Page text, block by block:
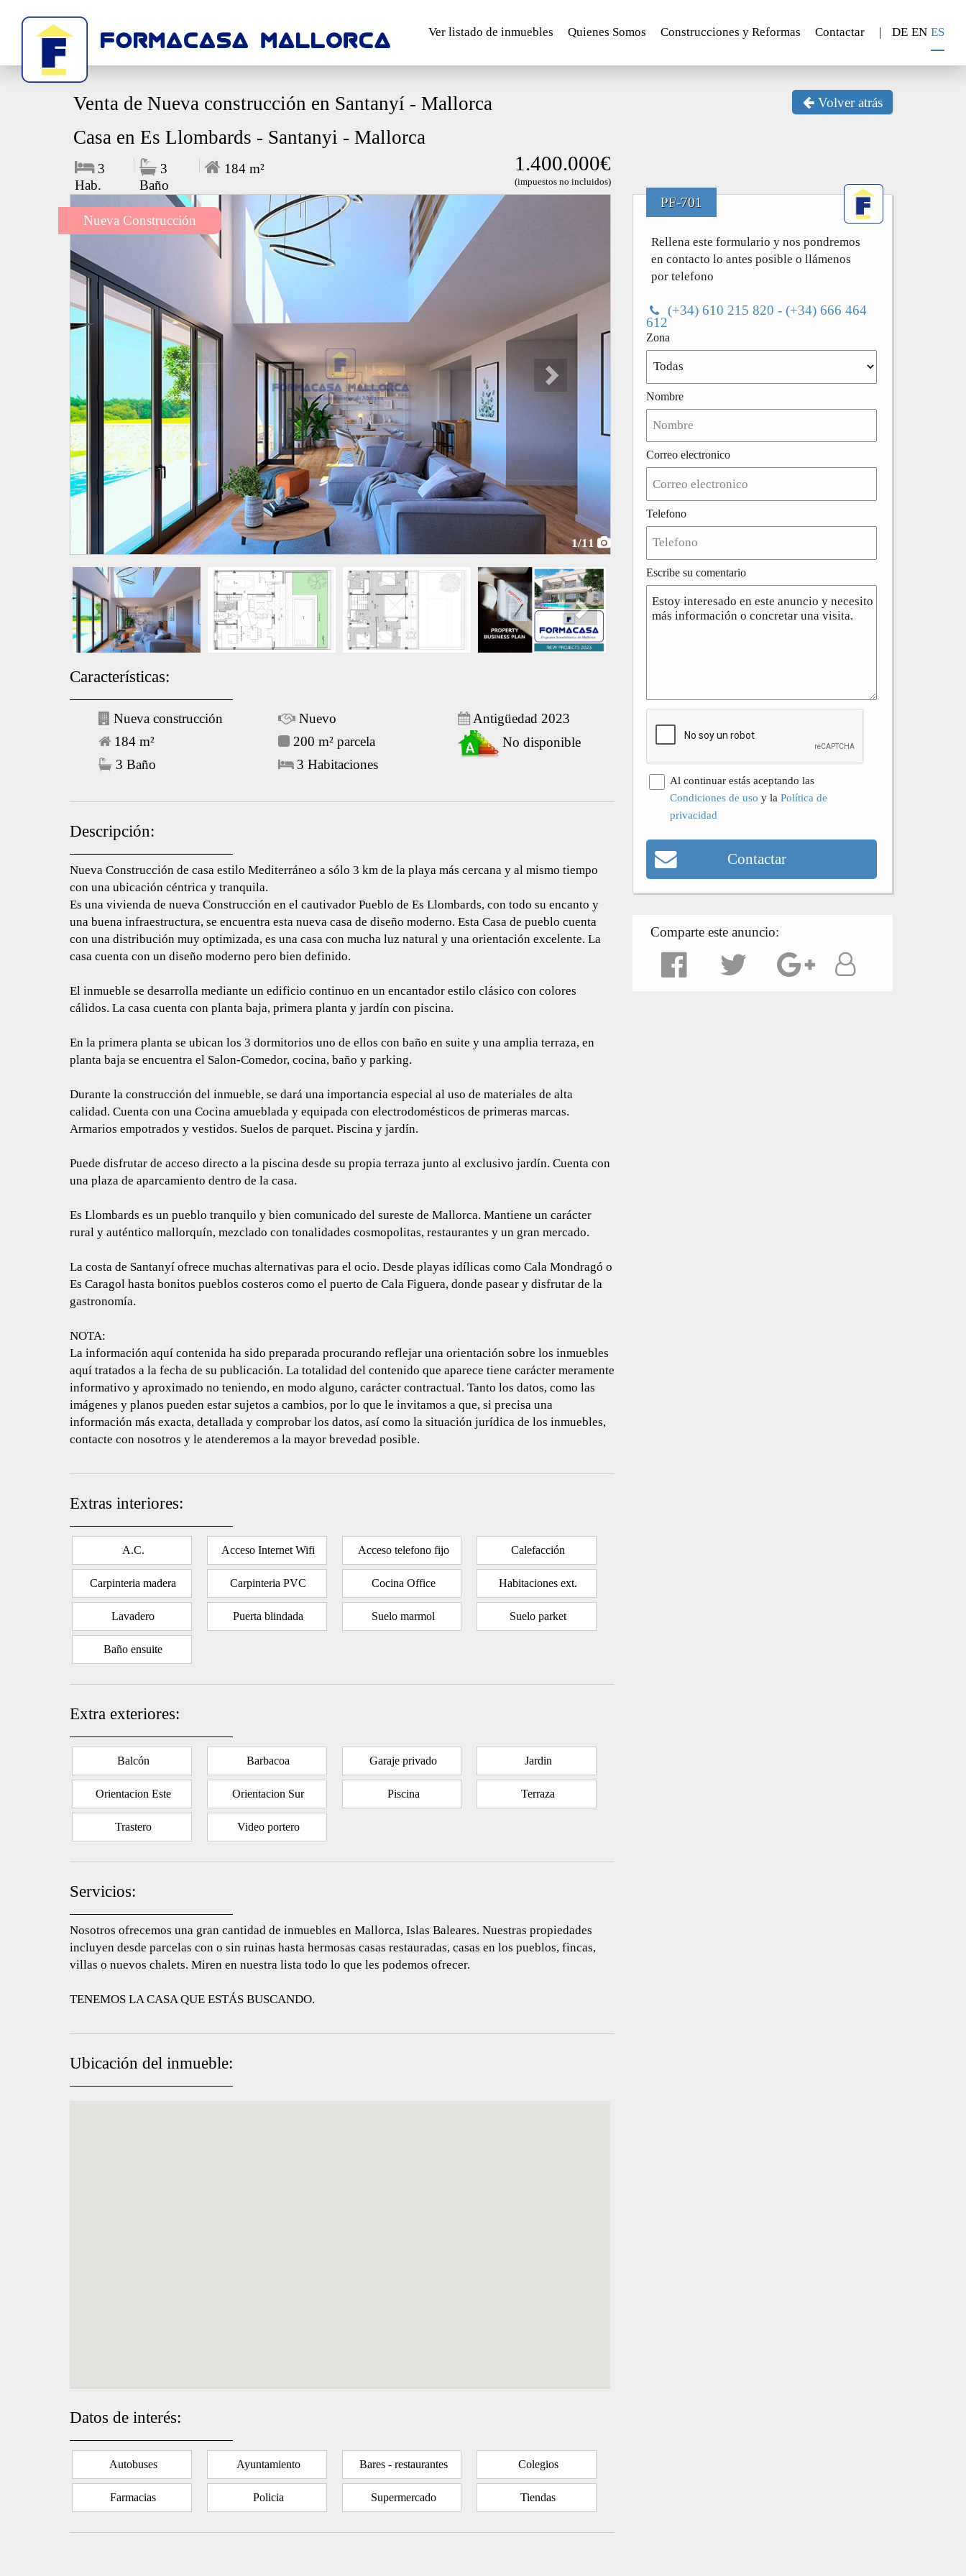
Ver listado de inmuebles Quienes Somos Construcciones y Reformas Contactar | DE EN ES
Volver atrás
Venta de Nueva construcción en Santanyí - Mallorca
Casa en Es Llombards - Santanyi - Mallorca
1.400.000€
(impuestos no incluidos)
3
Hab.
3
Baño
184 m²
Nueva Construcción
1/11
Next
Características:
Nueva construcción
184 m²
3 Baño
Nuevo
200 m² parcela
3 Habitaciones
Antigüedad 2023
No disponible
Descripción:
Nueva Construcción de casa estilo Mediterráneo a sólo 3 km de la playa más cercana y al mismo tiempo
con una ubicación céntrica y tranquila.
Es una vivienda de nueva Construcción en el cautivador Pueblo de Es Llombards, con todo su encanto y
una buena infraestructura, se encuentra esta nueva casa de diseño moderno. Esta Casa de pueblo cuenta
con una distribución muy optimizada, es una casa con mucha luz natural y una orientación excelente. La
casa cuenta con un diseño moderno pero bien definido.
El inmueble se desarrolla mediante un edificio continuo en un encantador estilo clásico con colores
cálidos. La casa cuenta con planta baja, primera planta y jardín con piscina.
En la primera planta se ubican los 3 dormitorios uno de ellos con baño en suite y una amplia terraza, en
planta baja se encuentra el Salon-Comedor, cocina, baño y parking.
Durante la construcción del inmueble, se dará una importancia especial al uso de materiales de alta
calidad. Cuenta con una Cocina amueblada y equipada con electrodomésticos de primeras marcas.
Armarios empotrados y vestidos. Suelos de parquet. Piscina y jardín.
Puede disfrutar de acceso directo a la piscina desde su propia terraza junto al exclusivo jardín. Cuenta con
una plaza de aparcamiento dentro de la casa.
Es Llombards es un pueblo tranquilo y bien comunicado del sureste de Mallorca. Mantiene un carácter
rural y auténtico mallorquín, mezclado con tonalidades cosmopolitas, restaurantes y un gran mercado.
La costa de Santanyí ofrece muchas alternativas para el ocio. Desde playas idílicas como Cala Mondragó o
Es Caragol hasta bonitos pueblos costeros como el puerto de Cala Figuera, donde pasear y disfrutar de la
gastronomía.
NOTA:
La información aquí contenida ha sido preparada procurando reflejar una orientación sobre los inmuebles
aquí tratados a la fecha de su publicación. La totalidad del contenido que aparece tiene carácter meramente
informativo y aproximado no teniendo, en modo alguno, carácter contractual. Tanto los datos, como las
imágenes y planos pueden estar sujetos a cambios, por lo que le invitamos a que, si precisa una
información más exacta, detallada y comprobar los datos, así como la situación jurídica de los inmuebles,
contacte con nosotros y le atenderemos a la mayor brevedad posible.
Extras interiores:
A.C. Acceso Internet Wifi Acceso telefono fijo Calefacción
Carpinteria madera Carpinteria PVC Cocina Office Habitaciones ext.
Lavadero Puerta blindada Suelo marmol Suelo parket
Baño ensuite
Extra exteriores:
Balcón Barbacoa Garaje privado Jardin
Orientacion Este Orientacion Sur Piscina Terraza
Trastero Video portero
Servicios:
Nosotros ofrecemos una gran cantidad de inmuebles en Mallorca, Islas Baleares. Nuestras propiedades
incluyen desde parcelas con o sin ruinas hasta hermosas casas restauradas, casas en los pueblos, fincas,
villas o nuevos chalets. Miren en nuestra lista todo lo que les podemos ofrecer.
TENEMOS LA CASA QUE ESTÁS BUSCANDO.
Ubicación del inmueble:
Datos de interés:
Autobuses Ayuntamiento Bares - restaurantes Colegios
Farmacias Policia Supermercado Tiendas
PF-701
Rellena este formulario y nos pondremos
en contacto lo antes posible o llámenos
por telefono
(+34) 610 215 820 - (+34) 666 464
612
Zona
Nombre
Correo electronico
Telefono
Escribe su comentario
Al continuar estás aceptando las
Condiciones de uso y laPolítica de
privacidad
Contactar
Comparte este anuncio: